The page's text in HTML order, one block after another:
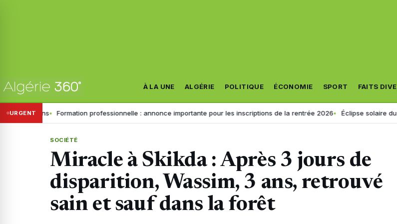
À LA UNE ALGÉRIE POLITIQUE ÉCONOMIE SPORT FAITS
URGENT
trains Formation professionnelle : annonce importante pour les inscriptions de la rentrée 2026 Éclipse solaire du 12 août
SOCIÉTÉ
Miracle à Skikda : Après 3 jours de
disparition, Wassim, 3 ans, retrouvé
sain et sauf dans la forêt